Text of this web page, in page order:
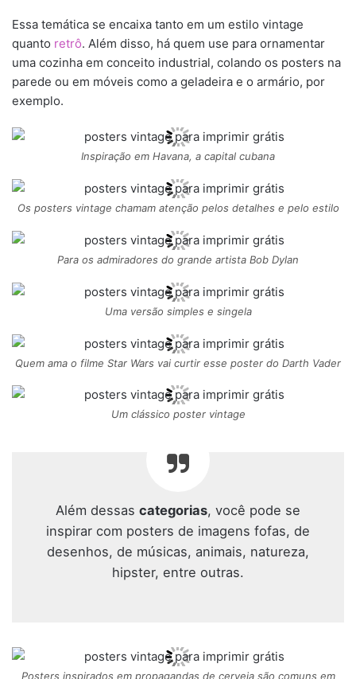
Essa temática se encaixa tanto em um estilo vintage
quanto retrô. Além disso, há quem use para ornamentar
uma cozinha em conceito industrial, colando os posters na
parede ou em móveis como a geladeira e o armário, por
exemplo.
Inspiração em Havana, a capital cubana
Os posters vintage chamam atenção pelos detalhes e pelo estilo
Para os admiradores do grande artista Bob Dylan
Uma versão simples e singela
Quem ama o filme Star Wars vai curtir esse poster do Darth Vader
Um clássico poster vintage
Além dessas categorias, você pode se
inspirar com posters de imagens fofas, de
desenhos, de músicas, animais, natureza,
hipster, entre outras.
Posters inspirados em propagandas de cerveja são comuns em